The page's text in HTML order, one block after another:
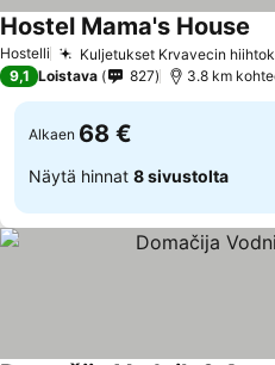
Hostelli Kuljetukset Krvavecin
Hostel Mama's House
9,1 Loistava 827 3.8 km
Alkaen 68 €
Näytä hinnat 8 sivustolta